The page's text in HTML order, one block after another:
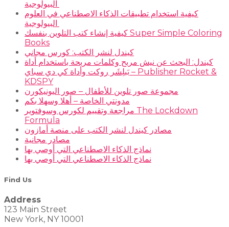
كيفية استخدام تطبيقات الذكاء الاصطناعي في العلوم
كيفية إنشاء كتب التلوين بنفسك Super Simple Coloring
Books
كيندل لنشر الكتب: كورس مجاني
كيندل: البحث عن نيش مربح وكلمات مربحة باستخدام أداة
بَبلِشَر روكت وأداة كي دي سباي – Publisher Rocket &
KDSPY
مجموعة صور تلوين للأطفال – صور اليونيكورن
مدونتي الخاصة – أهلا وسهلا بكم
مراجعة وتقييم لكورس وسوفتوير The Lockdown
Formula
مصادر كيندل لنشر الكتب على منصة أمازون
مصادر مجانية
نماذج الذكاء الاصطناعي التي أوصي بها
نماذج الذكاء الاصطناعي التي أوصي بها
Find Us
Address
123 Main Street
New York, NY 10001